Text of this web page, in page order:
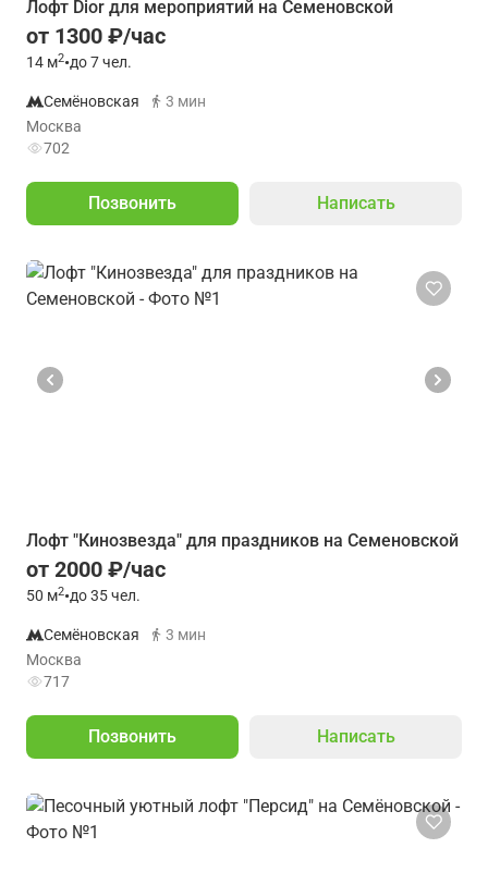
Лофт Dior для мероприятий на Семеновской
от 1300 ₽/час
14 м2•до 7 чел.
Семёновская
3 мин
Москва
702
Позвонить Написать
Лофт "Кинозвезда" для праздников на Семеновской
от 2000 ₽/час
50 м2•до 35 чел.
Семёновская
3 мин
Москва
717
Позвонить Написать